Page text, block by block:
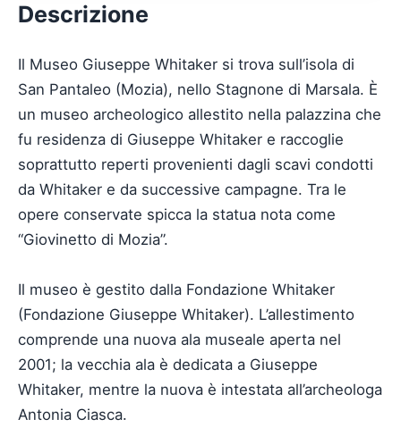
Descrizione
Il Museo Giuseppe Whitaker si trova sull’isola di
San Pantaleo (Mozia), nello Stagnone di Marsala. È
un museo archeologico allestito nella palazzina che
fu residenza di Giuseppe Whitaker e raccoglie
soprattutto reperti provenienti dagli scavi condotti
da Whitaker e da successive campagne. Tra le
opere conservate spicca la statua nota come
“Giovinetto di Mozia”.
Il museo è gestito dalla Fondazione Whitaker
(Fondazione Giuseppe Whitaker). L’allestimento
comprende una nuova ala museale aperta nel
2001; la vecchia ala è dedicata a Giuseppe
Whitaker, mentre la nuova è intestata all’archeologa
Antonia Ciasca.